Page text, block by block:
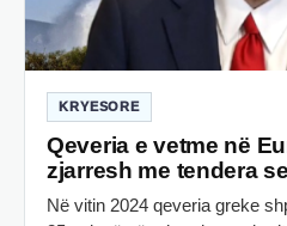
KRYESORE
Qeveria e vetme në
zjarresh me tendera
Në vitin 2024 qeveria greke